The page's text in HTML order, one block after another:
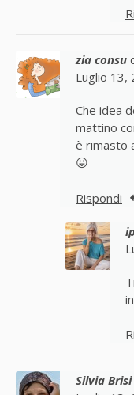
zia consu
Luglio 13,
Che idea
mattino
è rimasto
😛
Rispondi
Silvia Brisi